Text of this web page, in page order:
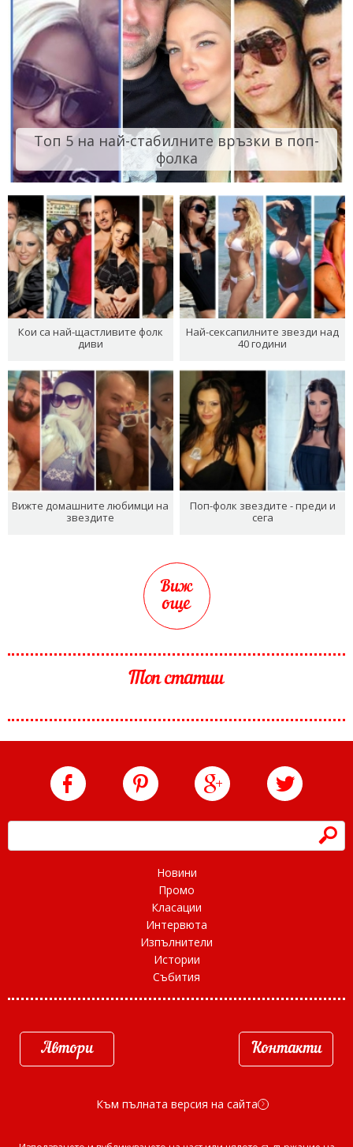
Топ 5 на най-стабилните връзки в поп-
фолка
Кои са най-щастливите фолк
диви
Най-сексапилните звезди над
40 години
Вижте домашните любимци на
звездите
Поп-фолк звездите - преди и
сега
Виж
още
Топ статии
h
Новини
Промо
Класации
Интервюта
Изпълнители
Истории
Събития
Автори Контакти
Към пълната версия на сайта d